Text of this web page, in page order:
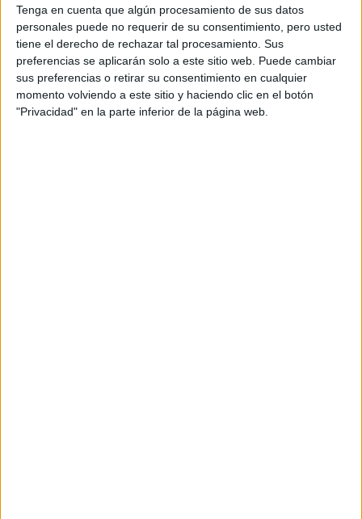
Tenga en cuenta que algún procesamiento de sus datos
personales puede no requerir de su consentimiento, pero usted
tiene el derecho de rechazar tal procesamiento. Sus
preferencias se aplicarán solo a este sitio web. Puede cambiar
sus preferencias o retirar su consentimiento en cualquier
momento volviendo a este sitio y haciendo clic en el botón
"Privacidad" en la parte inferior de la página web.